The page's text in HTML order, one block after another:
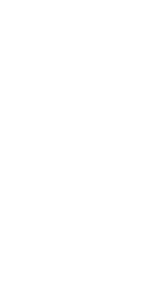
II 318,29 €